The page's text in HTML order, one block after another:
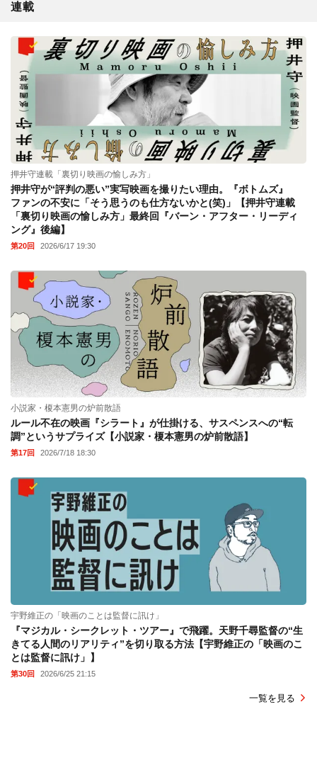
連載
押井守連載「裏切り映画の愉しみ方」
押井守が“評判の悪い”実写映画を撮りたい理由。『ボトムズ』
ファンの不安に「そう思うのも仕方ないかと(笑)」【押井守連載
「裏切り映画の愉しみ方」最終回『バーン・アフター・リーディ
ング』後編】
第20回 2026/6/17 19:30
小説家・榎本憲男の炉前散語
ルール不在の映画『シラート』が仕掛ける、サスペンスへの“転
調”というサプライズ【小説家・榎本憲男の炉前散語】
第17回 2026/7/18 18:30
宇野維正の「映画のことは監督に訊け」
『マジカル・シークレット・ツアー』で飛躍。天野千尋監督の“生
きてる人間のリアリティ”を切り取る方法【宇野維正の「映画のこ
とは監督に訊け」】
第30回 2026/6/25 21:15
一覧を見る